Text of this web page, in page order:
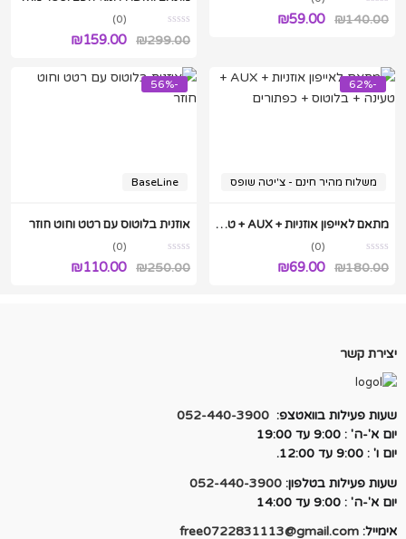
₪140.00
המחיר
₪140.00.
₪59.00
₪59.00.
(0)
₪299.00
המחיר
היה:
₪159.00
הוא:
-62%
משלוח מהיר חינם - צ'יטה שופס
מתאם לאייפון אוזניות + AUX + טעינה + בלוטוס + כפתורים
(0)
₪180.00
המחיר₪69.00
-56%
BaseLine
אוזנית בלוטוס עם רטט וחוט חוזר
(0)
₪250.00
המחיר ₪110.00
יצירת קשר
שעות פעילות בוואטצפ: 052-440-3900
יום א'-ה' : 9:00 עד 19:00
יום ו' : 9:00 עד 12:00.
שעות פעילות בטלפון: 052-440-3900
יום א'-ה' : 9:00 עד 14:00
אימייל: free0722831113@gmail.com